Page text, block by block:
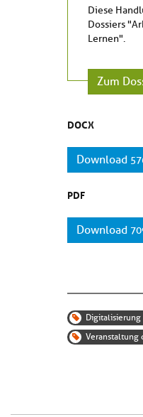
Diese
Dossiers
Lernen".
Zum
DOCX
Download
PDF
Download
Digitalisierung
Veranstaltung